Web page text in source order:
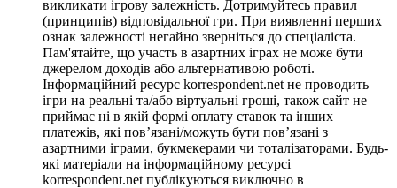
викликати ігрову залежність. Дотримуйтесь правил
(принципів) відповідальної гри. При виявленні перших
ознак залежності негайно зверніться до спеціаліста.
Пам'ятайте, що участь в азартних іграх не може бути
джерелом доходів або альтернативою роботі.
Інформаційний ресурс korrespondent.net не проводить
ігри на реальні та/або віртуальні гроші, також сайт не
приймає ні в якій формі оплату ставок та інших
платежів, які пов’язані/можуть бути пов’язані з
азартними іграми, букмекерами чи тоталізаторами. Будь-
які матеріали на інформаційному ресурсі
korrespondent.net публікуються виключно в